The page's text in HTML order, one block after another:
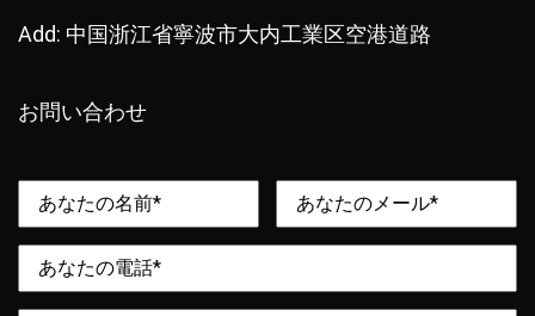
Add: 中国浙江省寧波市大内工業区空港道路
お問い合わせ